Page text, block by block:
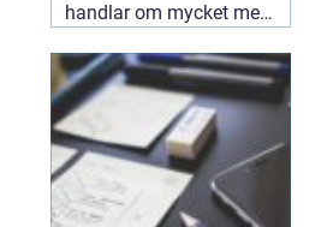
handlar om mycket mer
Ljuset påverkar säkerhet,
energikostnader,
produktivitet och hur en
lokal upplevs varje dag.
När företag i Stockholm
letar
31 juli 2026